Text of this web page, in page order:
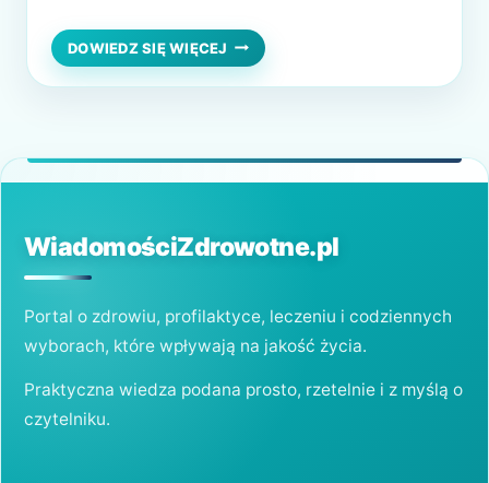
zwłaszcza w zaawansowanym wieku.
Nowoczesny przeszczep włosów u kobiet
dekady. transplantacji włosów. Przeszczep
DOWIEDZ SIĘ WIĘCEJ PRZESZCZEP
WŁOSÓW
U
WiadomościZdrowotne.pl
Portal o zdrowiu, profilaktyce, leczeniu i codziennych
wyborach, które wpływają na jakość życia.
Praktyczna wiedza podana prosto, rzetelnie i z myślą o
czytelniku.